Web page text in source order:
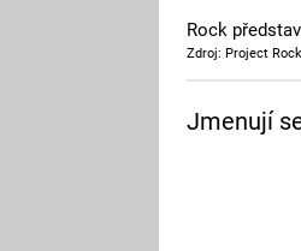
Rock
Zdroj: Project Rock
Jmenují